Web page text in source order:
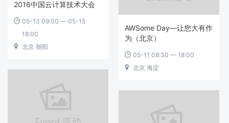
2016中国云计算技术大会
 05-13 09:00 — 05-15
18:00
 北京 朝阳
AWSome Day—让您大有作
为（北京）
 05-11 08:30 — 18:00
 北京 海淀